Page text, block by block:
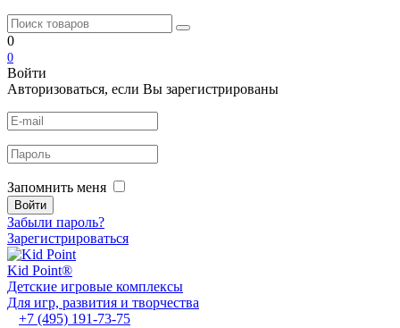
0
0
Войти
Авторизоваться, если Вы зарегистрированы
Запомнить меня
Забыли пароль?
Зарегистрироваться
Kid Point®
Детские игровые комплексы
Для игр, развития и творчества
+7 (495) 191-73-75